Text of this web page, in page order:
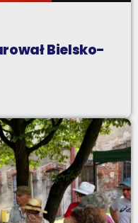
Bielsko-